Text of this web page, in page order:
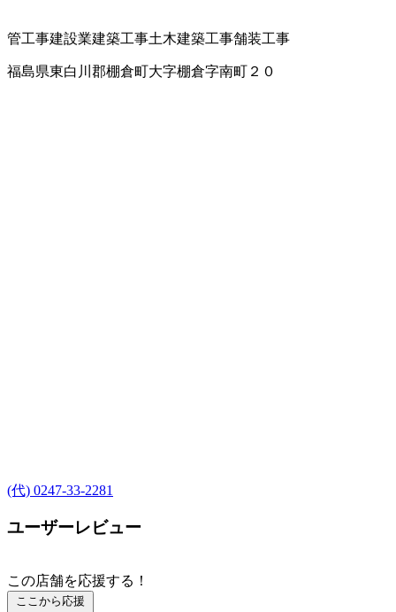
管工事建設業建築工事土木建築工事舗装工事
福島県東白川郡棚倉町大字棚倉字南町２０
(代) 0247-33-2281
ユーザーレビュー
この店舗を応援する！
ここから応援